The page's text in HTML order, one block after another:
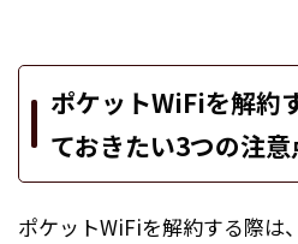
ポケットWiFiを解約
ておきたい3つの注意
ポケットWiFiを解約する際は